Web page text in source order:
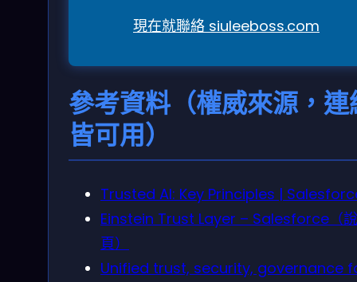
現在就聯絡 siuleeboss.com
參考資料（權威來源，連
皆可用）
Trusted AI: Key Principles |
Einstein Trust Layer – Salesforce（
頁）
Unified trust, security, governance